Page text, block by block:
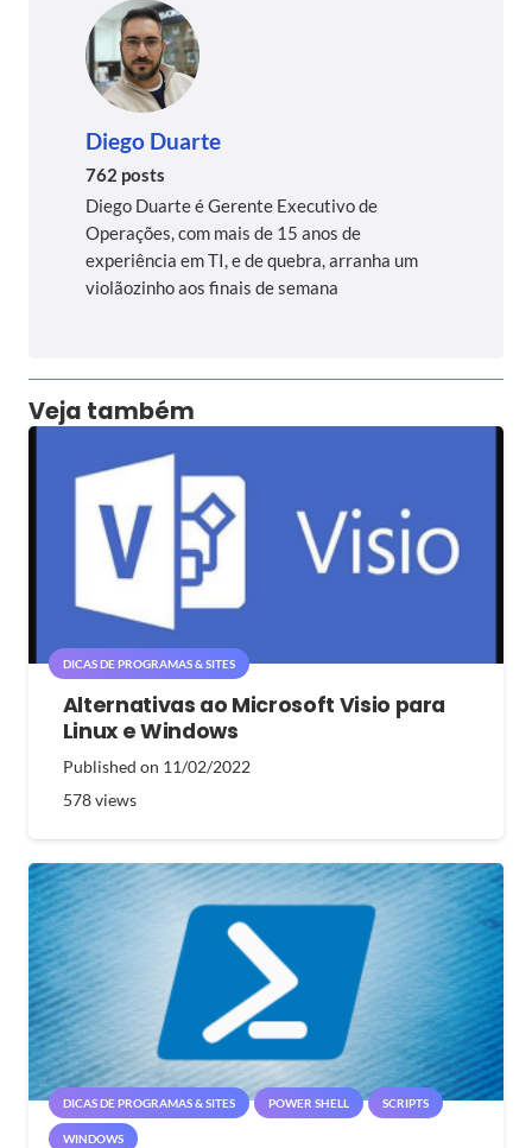
Diego Duarte
762 posts
Diego Duarte é Gerente Executivo de
Operações, com mais de 15 anos de
experiência em TI, e de quebra, arranha um
violãozinho aos finais de semana
Veja também
DICAS DE PROGRAMAS & SITES
Alternativas ao Microsoft Visio para
Linux e Windows
Published on 11/02/2022
578views
DICAS DE PROGRAMAS & SITES POWER SHELL SCRIPTS
WINDOWS